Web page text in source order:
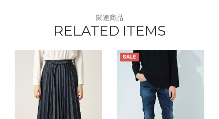
関連商品
RELATED ITEMS
SALE